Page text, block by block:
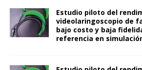
Estudio piloto del
videolaringoscopio de
bajo costo y baja
referencia en